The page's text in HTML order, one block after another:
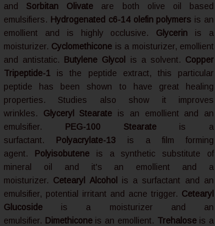
andSorbitan Olivate are both olive oil based
emulsifiers. Hydrogenated c6-14 olefin polymers is an
emollient and is highly occlusive. Glycerin is a
moisturizer. Cyclomethicone is a moisturizer, emollient
and antistatic.
Butylene Glycol is a solvent. Copper
Tripeptide-1 is the peptide extract, this particular
peptide has been shown to have great healing
properties. Studies also show it improves
wrinkles. Glyceryl Stearate is an emollient and an
emulsifier.
PEG-100 Stearateis a
surfactant.
Polyacrylate-13 is a film forming
agent.
Polyisobuteneis a synthetic substitute of
mineral oil and it's an emollient and a
moisturizer. Cetearyl Alcohol
is a surfactant and an
emulsifier, potential irritant and acne trigger. Cetearyl
Glucoside is a moisturizer and an
emulsifier. Dimethicone is an emollient. Trehalose is a